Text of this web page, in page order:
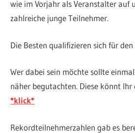
wie im Vorjahr als Veranstalter auf
zahlreiche junge Teilnehmer.
Die Besten qualifizieren sich für
Wer dabei sein möchte sollte
näher begutachten. Diese könnt Ihr
*klick*
Rekordteilnehmerzahlen gab es